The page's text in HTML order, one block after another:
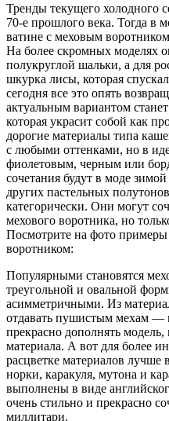
Тренды текущего холодного
70-е прошлого века. Тогда в
ватине с меховым
На более скромных моделях
полукруглой шальки, а для
шкурка лисы, которая
сегодня все это опять
актуальным вариантом
которая украсит собой как
дорогие материалы типа
с любыми оттенками, но в
фиолетовым, черным или
сочетания будут в моде
других пастельных
категорически. Они могут
мехового воротника, но
Посмотрите на фото
воротником:
Популярными становятся
треугольной и овальной
асимметричными. Из
отдавать пушистым мехам —
прекрасно дополнять
материала. А вот для более
расцветке материалов лучше
норки, каракуля, мутона и
выполнены в виде
очень стильно и прекрасно
миллитари.